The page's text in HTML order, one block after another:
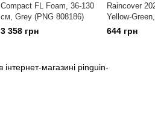
Compact FL Foam, 36-130
см, Grey (PNG 808186)
3 358 грн
Raincover
Yellow-
356113)
644 грн